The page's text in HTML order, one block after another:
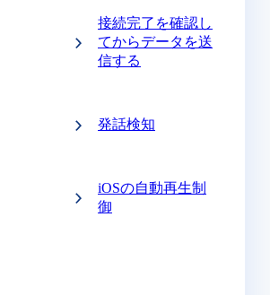
接続完了を確認し
てからデータを送
信する
発話検知
iOSの自動再生制
御